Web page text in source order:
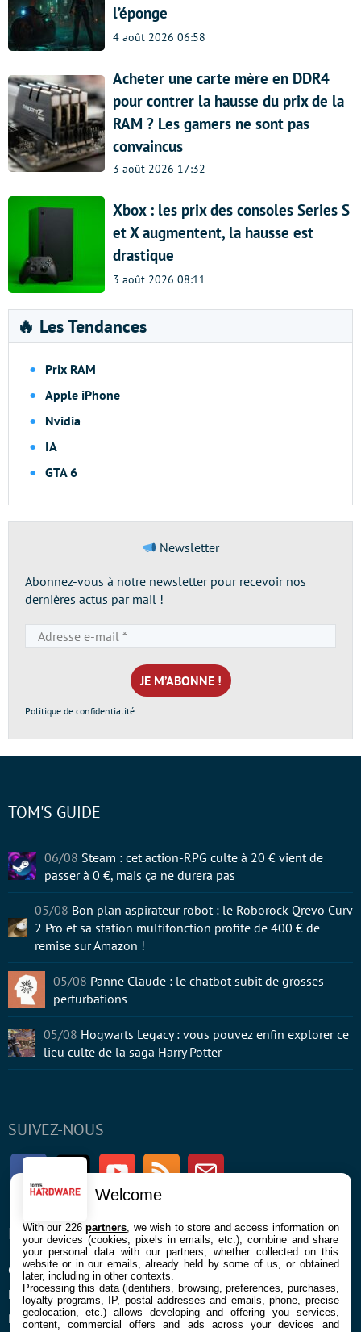
l’éponge
4 août 2026 06:58
Acheter une carte mère en DDR4
pour contrer la hausse du prix de la
RAM ? Les gamers ne sont pas
convaincus
3 août 2026 17:32
Xbox : les prix des consoles Series S
et X augmentent, la hausse est
drastique
3 août 2026 08:11
🔥 Les Tendances
Prix RAM
Apple iPhone
Nvidia
IA
GTA 6
Newsletter
Abonnez-vous à notre newsletter pour recevoir nos
dernières actus par mail !
e-
mail
*
Politique de confidentialité
SUIVEZ-NOUS
FacebookTwitter Youtube RSS Newsletter
ENTREPRISE
Confidentialité et Cookies
Mentions légales et CGU
Préférences Cookies
À PROPOS
Contact
TOM'S GUIDE
06/08 Steam : cet action-RPG culte à 20 € vient de
passer à 0 €, mais ça ne durera pas
05/08 Bon plan aspirateur robot : le Roborock Qrevo Curv
2 Pro et sa station multifonction profite de 400 € de
remise sur Amazon !
05/08 Panne Claude : le chatbot subit de grosses
perturbations
05/08 Hogwarts Legacy : vous pouvez enfin explorer ce
lieu culte de la saga Harry Potter
Welcome
With our 226partners , we wish to store and access information on
your devices (cookies, pixels in emails, etc.), combine and share
your personal data with our partners, whether collected on this
website or in our emails, already held by some of us, or obtained
later, including in other contexts.
Processing this data (identifiers, browsing, preferences, purchases,
loyalty programs, IP, postal addresses and emails, phone, precise
geolocation, etc.) allows developing and offering you services,
content, commercial offers and ads across your devices and